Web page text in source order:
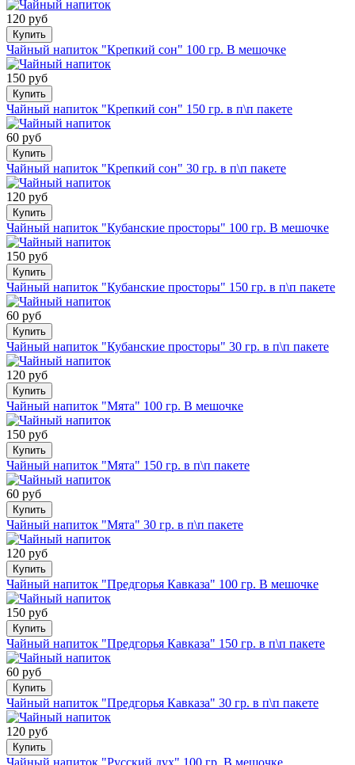
120 руб
Купить
Чайный напиток "Крепкий сон" 100 гр. В мешочке
150 руб
Купить
Чайный напиток "Крепкий сон" 150 гр. в п\п пакете
60 руб
Купить
Чайный напиток "Крепкий сон" 30 гр. в п\п пакете
120 руб
Купить
Чайный напиток "Кубанские просторы" 100 гр. В мешочке
150 руб
Купить
Чайный напиток "Кубанские просторы" 150 гр. в п\п пакете
60 руб
Купить
Чайный напиток "Кубанские просторы" 30 гр. в п\п пакете
120 руб
Купить
Чайный напиток "Мята" 100 гр. В мешочке
150 руб
Купить
Чайный напиток "Мята" 150 гр. в п\п пакете
60 руб
Купить
Чайный напиток "Мята" 30 гр. в п\п пакете
120 руб
Купить
Чайный напиток "Предгорья Кавказа" 100 гр. В мешочке
150 руб
Купить
Чайный напиток "Предгорья Кавказа" 150 гр. в п\п пакете
60 руб
Купить
Чайный напиток "Предгорья Кавказа" 30 гр. в п\п пакете
120 руб
Купить
Чайный напиток "Русский дух" 100 гр. В мешочке